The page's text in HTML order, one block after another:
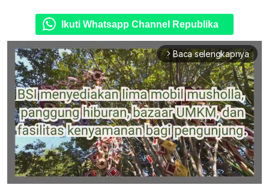
Ikuti Whatsapp Channel Republika
arrow_forward_ios Baca selengkapnya